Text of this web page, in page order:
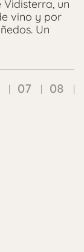
un
vino y por
Un
07
08